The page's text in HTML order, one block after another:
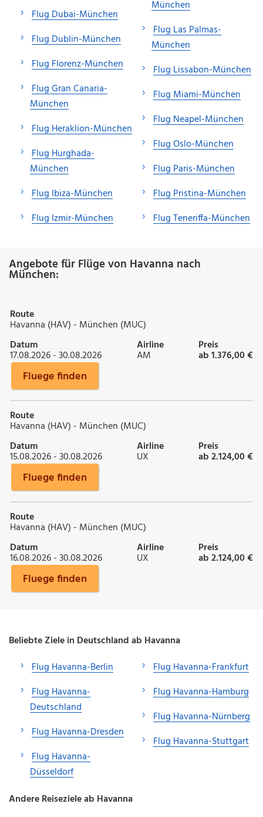
Flug Dubai-München
Flug Dublin-München
Flug Florenz-München
Flug Gran Canaria-
München
Flug Heraklion-München
Flug Hurghada-
München
Flug Ibiza-München
Flug Izmir-München
München
Flug Las Palmas-
München
Flug Lissabon-München
Flug Miami-München
Flug Neapel-München
Flug Oslo-München
Flug Paris-München
Flug Pristina-München
Flug Teneriffa-München
Angebote für Flüge von Havanna nach
München:
Route
Havanna (HAV) - München (MUC)
Datum
17.08.2026 - 30.08.2026
Airline
AM
Preis
ab 1.376,00 €
Fluege finden
Route
Havanna (HAV) - München (MUC)
Datum
15.08.2026 - 30.08.2026
Airline
UX
Preis
ab 2.124,00 €
Fluege finden
Route
Havanna (HAV) - München (MUC)
Datum
16.08.2026 - 30.08.2026
Airline
UX
Preis
ab 2.124,00 €
Fluege finden
Beliebte Ziele in Deutschland ab Havanna
Flug Havanna-Berlin
Flug Havanna-
Deutschland
Flug Havanna-Dresden
Flug Havanna-
Düsseldorf
Flug Havanna-Frankfurt
Flug Havanna-Hamburg
Flug Havanna-Nürnberg
Flug Havanna-Stuttgart
Andere Reiseziele ab Havanna